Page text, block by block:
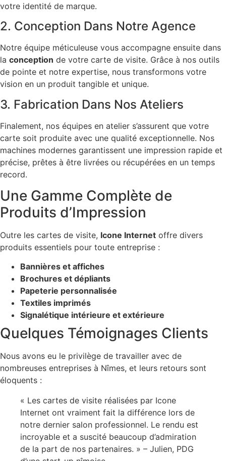
votre identité de marque.
2. Conception Dans Notre Agence
Notre équipe méticuleuse vous accompagne ensuite dans
la conception de votre carte de visite. Grâce à nos outils
de pointe et notre expertise, nous transformons votre
vision en un produit tangible et unique.
3. Fabrication Dans Nos Ateliers
Finalement, nos équipes en atelier s’assurent que votre
carte soit produite avec une qualité exceptionnelle. Nos
machines modernes garantissent une impression rapide et
précise, prêtes à être livrées ou récupérées en un temps
record.
Une Gamme Complète de
Produits d’Impression
Outre les cartes de visite, Icone Internet offre divers
produits essentiels pour toute entreprise :
Bannières et affiches
Brochures et dépliants
Papeterie personnalisée
Textiles imprimés
Signalétique intérieure et extérieure
Quelques Témoignages Clients
Nous avons eu le privilège de travailler avec de
nombreuses entreprises à Nîmes, et leurs retours sont
éloquents :
« Les cartes de visite réalisées par Icone
Internet ont vraiment fait la différence lors de
notre dernier salon professionnel. Le rendu est
incroyable et a suscité beaucoup d’admiration
de la part de nos partenaires. » – Julien, PDG